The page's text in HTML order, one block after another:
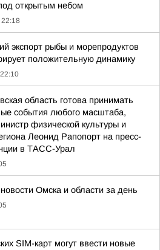
открытым небом
экспорт рыбы и морепродуктов
положительную динамику
область готова принимать
события любого масштаба,
физической культуры и
Леонид Рапопорт на пресс-
в ТАСС-Урал
Омска и области за день
SIM-карт могут ввести новые